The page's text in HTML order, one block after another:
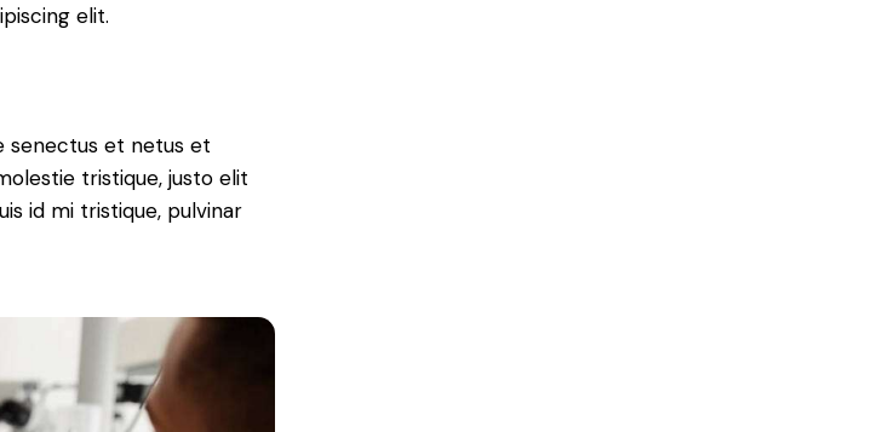
elit.
senectus et netus et
tristique, justo elit
id mi tristique, pulvinar